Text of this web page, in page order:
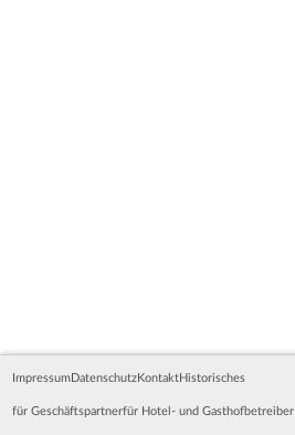
Impressum Datenschutz Kontakt Historisches
für Geschäftspartnerfür Hotel- und Gasthofbetreiber